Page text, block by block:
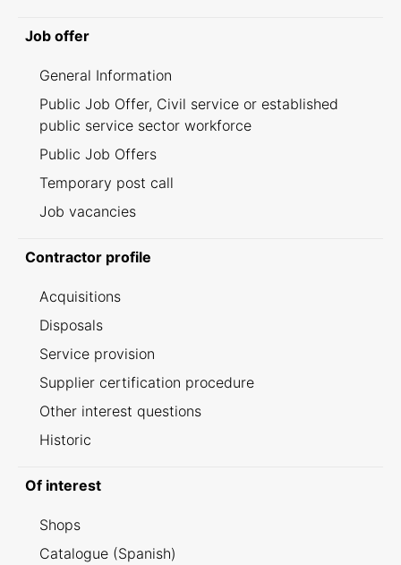
Job offer
General Information
Public Job Offer, Civil service or established
public service sector workforce
Public Job Offers
Temporary post call
Job vacancies
Contractor profile
Acquisitions
Disposals
Service provision
Supplier certification procedure
Other interest questions
Historic
Of interest
Shops
Catalogue (Spanish)